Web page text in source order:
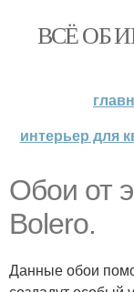
ВСЁ ОБ
интерьер для
Обои от
Bolero.
Данные обои